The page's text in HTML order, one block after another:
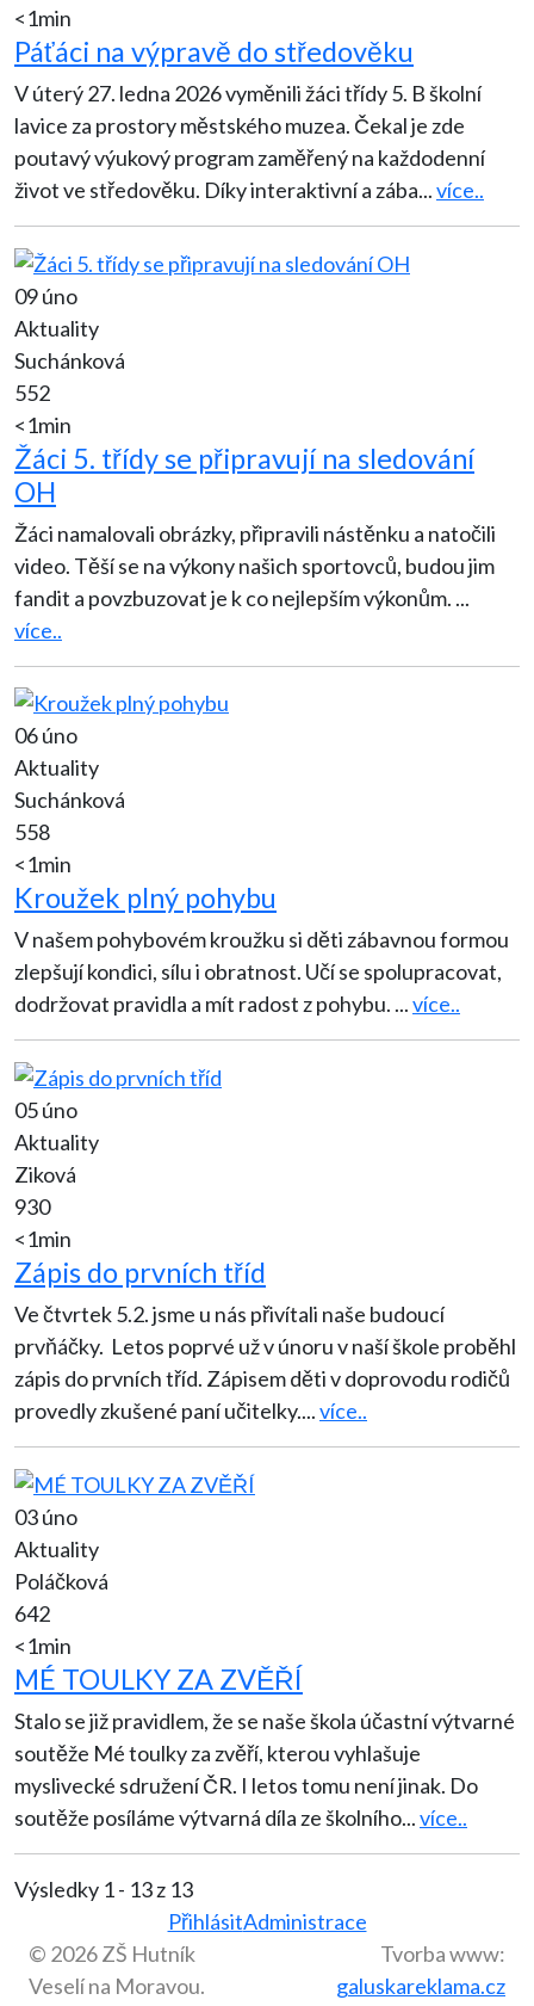
<1min
Páťáci na výpravě do středověku
V úterý 27. ledna 2026 vyměnili žáci třídy 5. B školní
lavice za prostory městského muzea. Čekal je zde
poutavý výukový program zaměřený na každodenní
život ve středověku. Díky interaktivní a zába...více..
09 úno
Aktuality
Suchánková
552
<1min
Žáci 5. třídy se připravují na sledování
OH
Žáci namalovali obrázky, připravili nástěnku a natočili
video. Těší se na výkony našich sportovců, budou jim
fandit a povzbuzovat je k co nejlepším výkonům. ...
více..
06 úno
Aktuality
Suchánková
558
<1min
Kroužek plný pohybu
V našem pohybovém kroužku si děti zábavnou formou
zlepšují kondici, sílu i obratnost. Učí se spolupracovat,
dodržovat pravidla a mít radost z pohybu. ...více..
05 úno
Aktuality
Ziková
930
<1min
Zápis do prvních tříd
Ve čtvrtek 5.2. jsme u nás přivítali naše budoucí
prvňáčky. Letos poprvé už v únoru v naší škole proběhl
zápis do prvních tříd. Zápisem děti v doprovodu rodičů
provedly zkušené paní učitelky....více..
03 úno
Aktuality
Poláčková
642
<1min
MÉ TOULKY ZA ZVĚŘÍ
Stalo se již pravidlem, že se naše škola účastní výtvarné
soutěže Mé toulky za zvěří, kterou vyhlašuje
myslivecké sdružení ČR. I letos tomu není jinak. Do
soutěže posíláme výtvarná díla ze školního...více..
Výsledky 1 - 13 z 13
PřihlásitAdministrace
© 2026 ZŠ Hutník
Veselí na Moravou.
Tvorba www:
galuskareklama.cz